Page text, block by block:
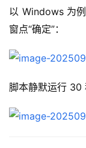
以 Windows 为
窗点“确定”：
脚本静默运行 30